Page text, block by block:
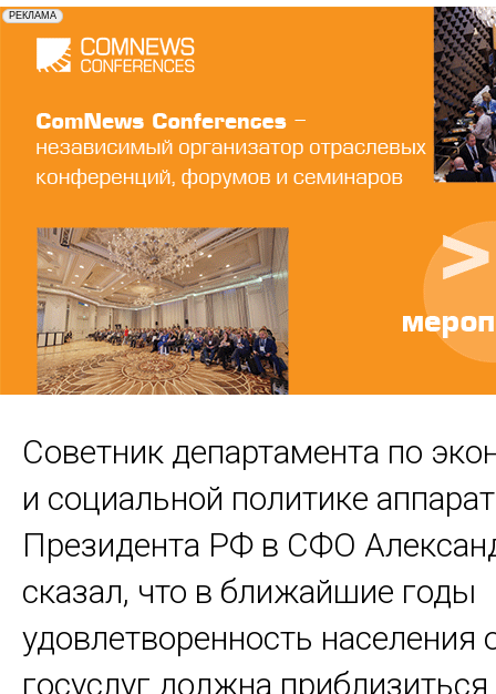
Советник департамента по
и социальной политике
Президента РФ в СФО
сказал, что в ближайшие годы
удовлетворенность населения
госуслуг должна